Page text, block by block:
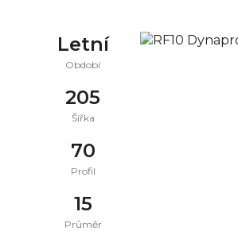
Letní
Období
205
Šířka
70
Profil
15
Průměr